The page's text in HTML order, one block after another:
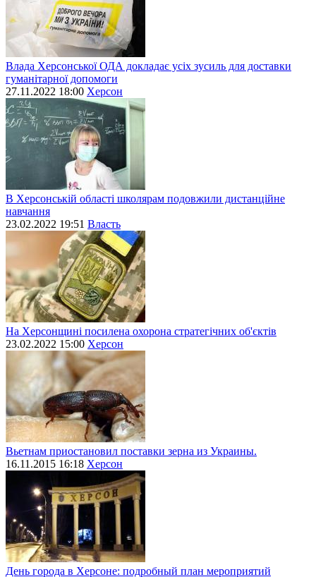
Влада Херсонської ОДА докладає усіх зусиль для доставки
гуманітарної допомоги
27.11.2022 18:00 Херсон
В Херсонській області школярам подовжили дистанційне
навчання
23.02.2022 19:51 Власть
На Херсонщині посилена охорона стратегічних об'єктів
23.02.2022 15:00 Херсон
Вьетнам приостановил поставки зерна из Украины.
16.11.2015 16:18 Херсон
День города в Херсоне: подробный план мероприятий